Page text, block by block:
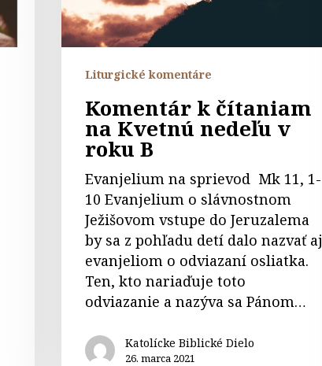
v
roku
Liturgické komentáre
Komentár k čítaniam
na Kvetnú nedeľu v
roku B
Evanjelium na sprievod Mk 11, 1-
10 Evanjelium o slávnostnom
Ježišovom vstupe do Jeruzalema
by sa z pohľadu detí dalo nazvať aj
evanjeliom o odviazaní osliatka.
Ten, kto nariaďuje toto
odviazanie a nazýva sa Pánom…
Katolícke Biblické Dielo
26. marca 2021